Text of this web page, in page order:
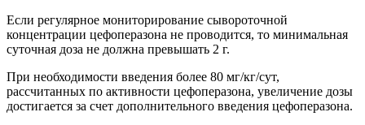
Если регулярное мониторирование сывороточной
концентрации цефоперазона не проводится, то минимальная
суточная доза не должна превышать 2 г.
При необходимости введения более 80 мг/кг/сут,
рассчитанных по активности цефоперазона, увеличение дозы
достигается за счет дополнительного введения цефоперазона.